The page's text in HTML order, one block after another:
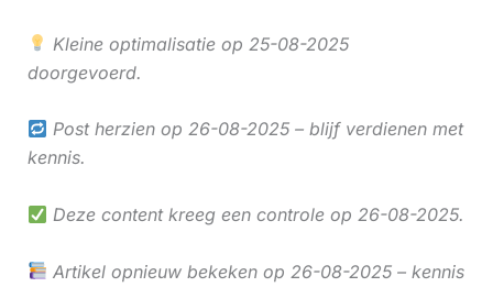
Kleine optimalisatie op 25-08-2025
doorgevoerd.
Post herzien op 26-08-2025 – blijf verdienen met
kennis.
Deze content kreeg een controle op 26-08-2025.
Artikel opnieuw bekeken op 26-08-2025 – kennis